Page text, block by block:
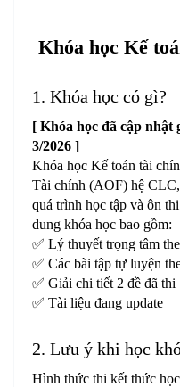
Khóa học Kế
1. Khóa học có gì?
[ Khóa học đã cập nhật
3/2026 ]
Khóa học Kế toán tài
Tài chính (AOF) hệ
quá trình học tập và ôn
dung khóa học bao gồm:
✅ Lý thuyết trọng tâm
✅ Các bài tập tự luyện
✅ Giải chi tiết 2 đề đã thi
✅ Tài liệu đang update
2. Lưu ý khi học
Hình thức thi kết thức